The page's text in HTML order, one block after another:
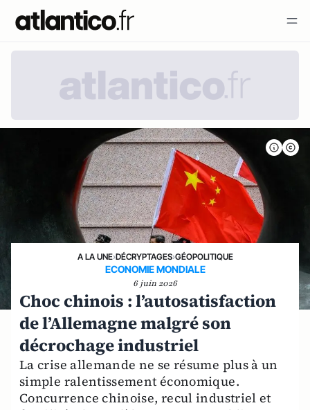
A LA UNE›DÉCRYPTAGES›GÉOPOLITIQUE
ECONOMIE MONDIALE
6 juin 2026
Choc chinois : l’autosatisfaction
de l’Allemagne malgré son
décrochage industriel
La crise allemande ne se résume plus à un
simple ralentissement économique.
Concurrence chinoise, recul industriel et